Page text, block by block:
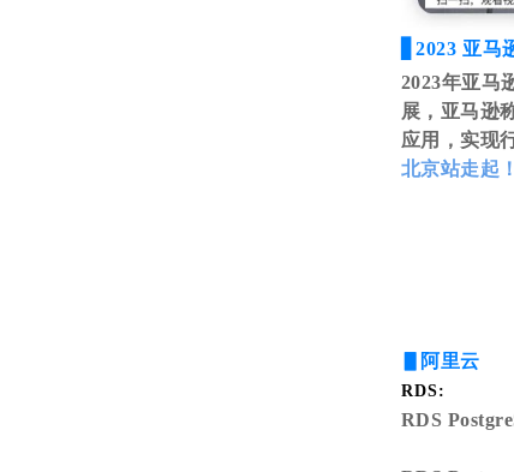
▋2023 亚马
2023年亚马
展，亚马逊
应用，实现
北京站走起！
▋阿里云
RDS:
RDS